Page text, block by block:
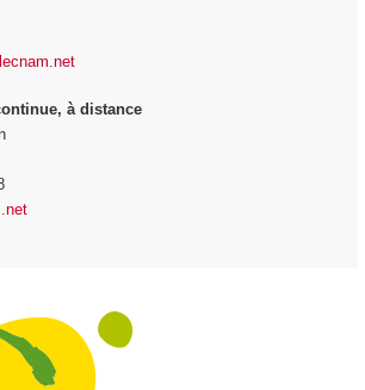
à distance